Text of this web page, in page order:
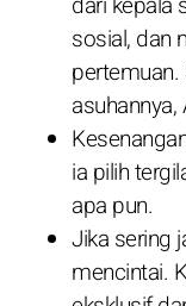
sosial, dan
ia pilih
apa pun.
Jika sering
mencintai.